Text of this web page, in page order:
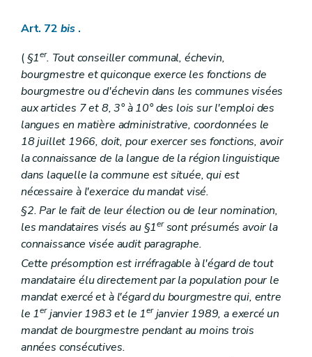
Art. 72 bis .
( §1er. Tout conseiller communal, échevin,
bourgmestre et quiconque exerce les fonctions de
bourgmestre ou d'échevin dans les communes visées
aux articles 7 et 8, 3° à 10° des lois sur l'emploi des
langues en matière administrative, coordonnées le
18 juillet 1966, doit, pour exercer ses fonctions, avoir
la connaissance de la langue de la région linguistique
dans laquelle la commune est située, qui est
nécessaire à l'exercice du mandat visé.
§2. Par le fait de leur élection ou de leur nomination,
les mandataires visés au §1ersont présumés avoir la
connaissance visée audit paragraphe.
Cette présomption est irréfragable à l'égard de tout
mandataire élu directement par la population pour le
mandat exercé et à l'égard du bourgmestre qui, entre
le 1erjanvier 1983 et le 1erjanvier 1989, a exercé un
mandat de bourgmestre pendant au moins trois
années consécutives.